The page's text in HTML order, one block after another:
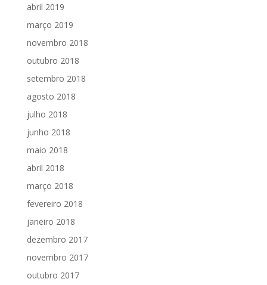
abril 2019
março 2019
novembro 2018
outubro 2018
setembro 2018
agosto 2018
julho 2018
junho 2018
maio 2018
abril 2018
março 2018
fevereiro 2018
janeiro 2018
dezembro 2017
novembro 2017
outubro 2017